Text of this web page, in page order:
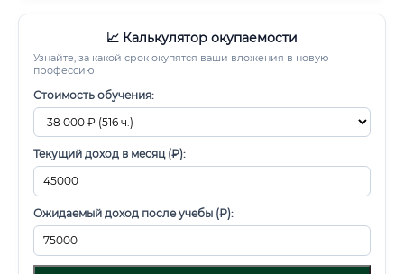
📈 Калькулятор окупаемости
Узнайте, за какой срок окупятся ваши вложения в новую
профессию
Стоимость обучения:
Текущий доход в месяц (₽):
Ожидаемый доход после учебы (₽):